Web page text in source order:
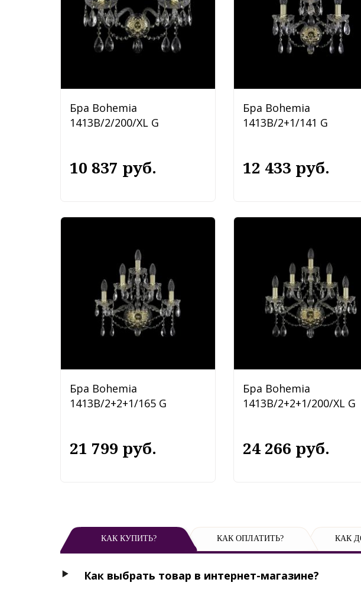
Бра Bohemia
1413B/2/200/XL G
10 837 руб.
Бра Bohemia
1413B/2+1/141 G
12 433 руб.
Бра Bohemia
1413B/2+2+1/165 G
21 799 руб.
Бра Bohemia
1413B/2+2+1/200/XL G
24 266 руб.
КАК КУПИТЬ? КАК ОПЛАТИТЬ? КАК
Как выбрать товар в интернет-магазине?